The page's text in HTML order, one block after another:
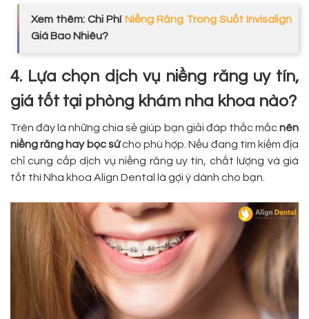
Xem thêm: Chi Phí Niềng Răng Trong Suốt Invisalign
Giá Bao Nhiêu?
4. Lựa chọn dịch vụ niềng răng uy tín,
giá tốt tại phòng khám nha khoa nào?
Trên đây là những chia sẻ giúp bạn giải đáp thắc mắcnên
niềng răng hay bọc sứcho phù hợp. Nếu đang tìm kiếm địa
chỉ cung cấp dịch vụ niềng răng uy tín, chất lượng và giá
tốt thì Nha khoa Align Dental là gợi ý dành cho bạn.